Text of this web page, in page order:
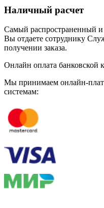
Наличный расчет
Самый распространенный
Вы отдаете сотруднику
получении заказа.
Онлайн оплата банковской
Мы принимаем онлайн-
системам: